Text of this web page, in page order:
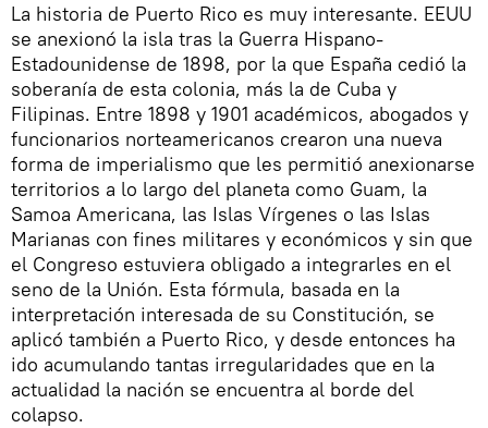
La historia de Puerto Rico es muy interesante. EEUU
se anexionó la isla tras la Guerra Hispano-
Estadounidense de 1898, por la que España cedió la
soberanía de esta colonia, más la de Cuba y
Filipinas. Entre 1898 y 1901 académicos, abogados y
funcionarios norteamericanos crearon una nueva
forma de imperialismo que les permitió anexionarse
territorios a lo largo del planeta como Guam, la
Samoa Americana, las Islas Vírgenes o las Islas
Marianas con fines militares y económicos y sin que
el Congreso estuviera obligado a integrarles en el
seno de la Unión. Esta fórmula, basada en la
interpretación interesada de su Constitución, se
aplicó también a Puerto Rico, y desde entonces ha
ido acumulando tantas irregularidades que en la
actualidad la nación se encuentra al borde del
colapso.